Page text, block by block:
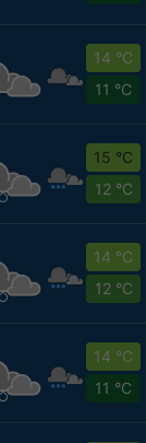
14 °C
11 °C
15 °C
12 °C
14 °C
12 °C
14 °C
11 °C